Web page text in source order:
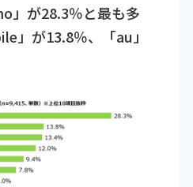
」が28.3％と最も多
」が13.8％、「au」